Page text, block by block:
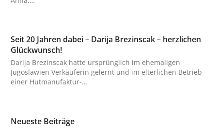
Seit 20 Jahren dabei – Darija Brezinscak – herzlichen
Glückwunsch!
Darija Brezinscak hatte ursprünglich im ehemaligen
Jugoslawien Verkäuferin gelernt und im elterlichen Betrieb-
einer Hutmanufaktur-…
Neueste Beiträge